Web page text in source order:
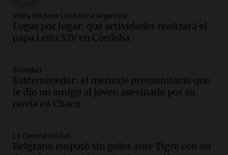
40% en la Unidad de Cuenta Municipal
para afrontar costos
Panorama Federal
Audio.
contra proyecto de inviolabilidad de la
propiedad privada
Panorama Federal
Audio. Ataque a balazos en Rafaela:
disparos contra una vivienda y vehículos
Visita del papa León XIV a Argentina
Lugar por lugar: qué actividades realizará el
papa León XIV en Córdoba
Sociedad
Estremecedor: el mensaje premonitorio que
le dio un amigo al joven asesinado por su
novia en Chaco
La Cadena del Gol
Belgrano empató sin goles ante Tigre con un